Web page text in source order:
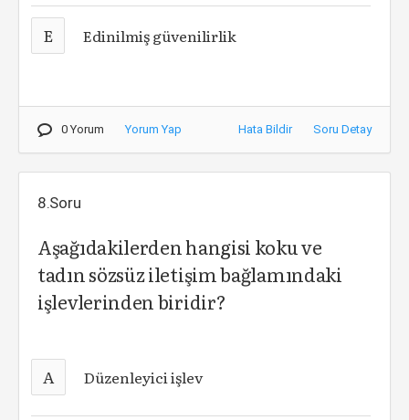
E Edinilmiş güvenilirlik
0 Yorum Yorum Yap Hata Bildir Soru Detay
8.Soru
Aşağıdakilerden hangisi koku ve
tadın sözsüz iletişim bağlamındaki
işlevlerinden biridir?
A Düzenleyici işlev